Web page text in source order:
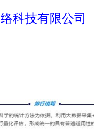
科技有限公司